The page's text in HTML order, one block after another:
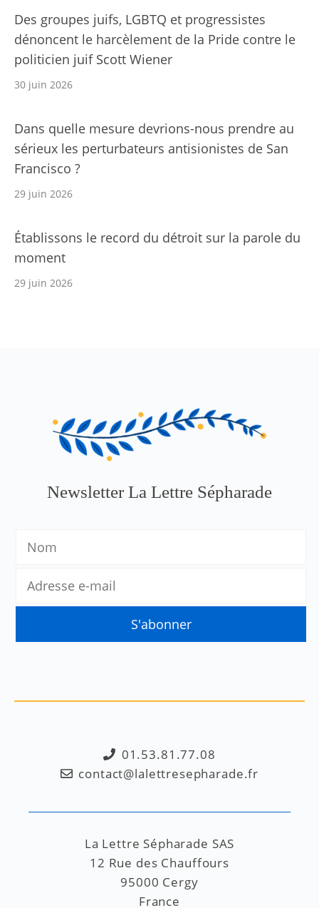
Des groupes juifs, LGBTQ et progressistes
dénoncent le harcèlement de la Pride contre le
politicien juif Scott Wiener
30 juin 2026
Dans quelle mesure devrions-nous prendre au
sérieux les perturbateurs antisionistes de San
Francisco ?
29 juin 2026
Établissons le record du détroit sur la parole du
moment
29 juin 2026
Newsletter La Lettre Sépharade
01.53.81.77.08
contact@lalettresepharade.fr
La Lettre Sépharade SAS
12 Rue des Chauffours
95000 Cergy
France